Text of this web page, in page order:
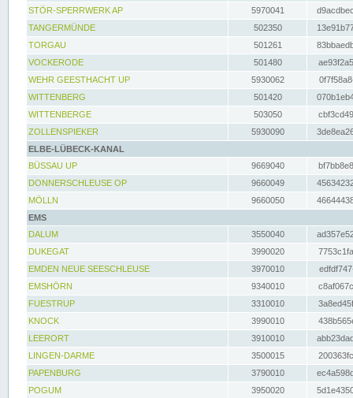
STÖR-SPERRWERK AP 5970041
TANGERMÜNDE
502350
TORGAU
501261
VOCKERODE
501480
WEHR GEESTHACHT UP
5930062
WITTENBERG
501420
WITTENBERGE
503050
ZOLLENSPIEKER
5930090
ELBE-LÜBECK-KANAL
BÜSSAU UP
9669040
DONNERSCHLEUSE OP
9660049
MÖLLN
9660050
EMS
DALUM
3550040
DUKEGAT
3990020
EMDEN NEUE SEESCHLEUSE
3970010
EMSHÖRN
9340010
FUESTRUP
3310010
KNOCK
3990010
LEERORT
3910010
LINGEN-DARME
3500015
PAPENBURG
3790010
POGUM
3950020